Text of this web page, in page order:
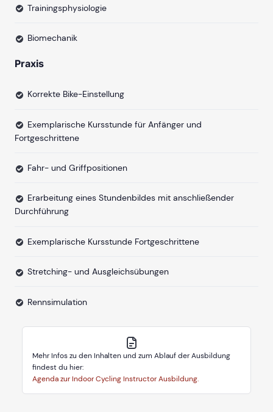
Trainingsphysiologie
Biomechanik
Praxis
Korrekte Bike-Einstellung
Exemplarische Kursstunde für Anfänger und
Fortgeschrittene
Fahr- und Griffpositionen
Erarbeitung eines Stundenbildes mit anschließender
Durchführung
Exemplarische Kursstunde Fortgeschrittene
Stretching- und Ausgleichsübungen
Rennsimulation
Mehr Infos zu den Inhalten und zum Ablauf der Ausbildung
findest du hier:
Agenda zur Indoor Cycling Instructor Ausbildung.